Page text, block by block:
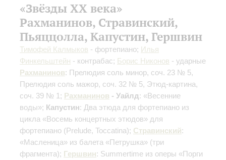
«Звёзды ХХ века»
Рахманинов, Стравинский,
Пьяццолла, Капустин, Гершвин
Тимофей Калмыков - фортепиано; Илья
Финкельштейн - контрабас; Борис Никонов - ударные
Рахманинов: Прелюдия соль минор, соч. 23 № 5,
Прелюдия соль мажор, соч. 32 № 5, Этюд-картина,
соч. 39 № 1; Рахманинов - Уайлд: «Весенние
воды»; Капустин: Два этюда для фортепиано из
цикла «Восемь концертных этюдов» для
фортепиано (Prelude, Toccatina); Стравинский:
«Масленица» из балета «Петрушка» (три
фрагмента); Гершвин: Summertime из оперы «Порги